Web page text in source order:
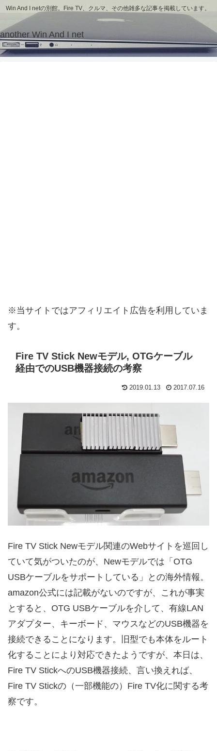
Win And I netの別館。Fire TV、クルマ、その他雑多な記事を掲載しています。
another Win And I net
※当サイトではアフィリエイト広告を利用していま
す。
Fire TV Stick Newモデル, OTGケーブル
経由でのUSB機器接続の考察
2019.01.13 2017.07.16
Fire TV Stick Newモデル関連のWebサイトを巡回し
ていて気がついたのが、Newモデルでは「OTG
USBケーブルをサポートしている」との海外情報。
amazon公式には記載がないのですが、これが事実
とすると、OTG USBケーブルを介して、有線LAN
アダプター、キーボード、マウスなどのUSB機器を
接続できることになります。旧型でも本体をルート
化することにより対応できたようですが、本日は、
Fire TV StickへのUSB機器接続、言い換えれば、
Fire TV Stickの（一部機能の）Fire TV化に関する考
察です。